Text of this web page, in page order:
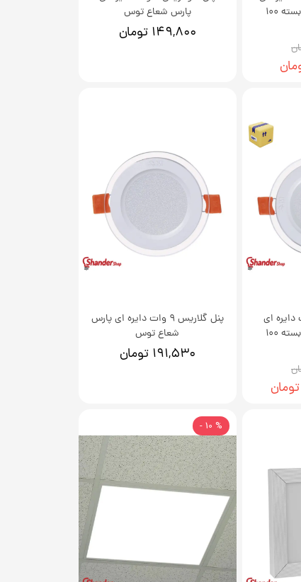
پارس شعاع توس | بسته 100
پارس شعاع توس
۱۴۹,۸۰۰ تومان
7 وات دایره ای
پارس شعاع توس | بسته 100
پنل گلاریس 9 وات دایره ای پارس
شعاع توس
۱۹۱,۵۳۰ تومان
% 10 -